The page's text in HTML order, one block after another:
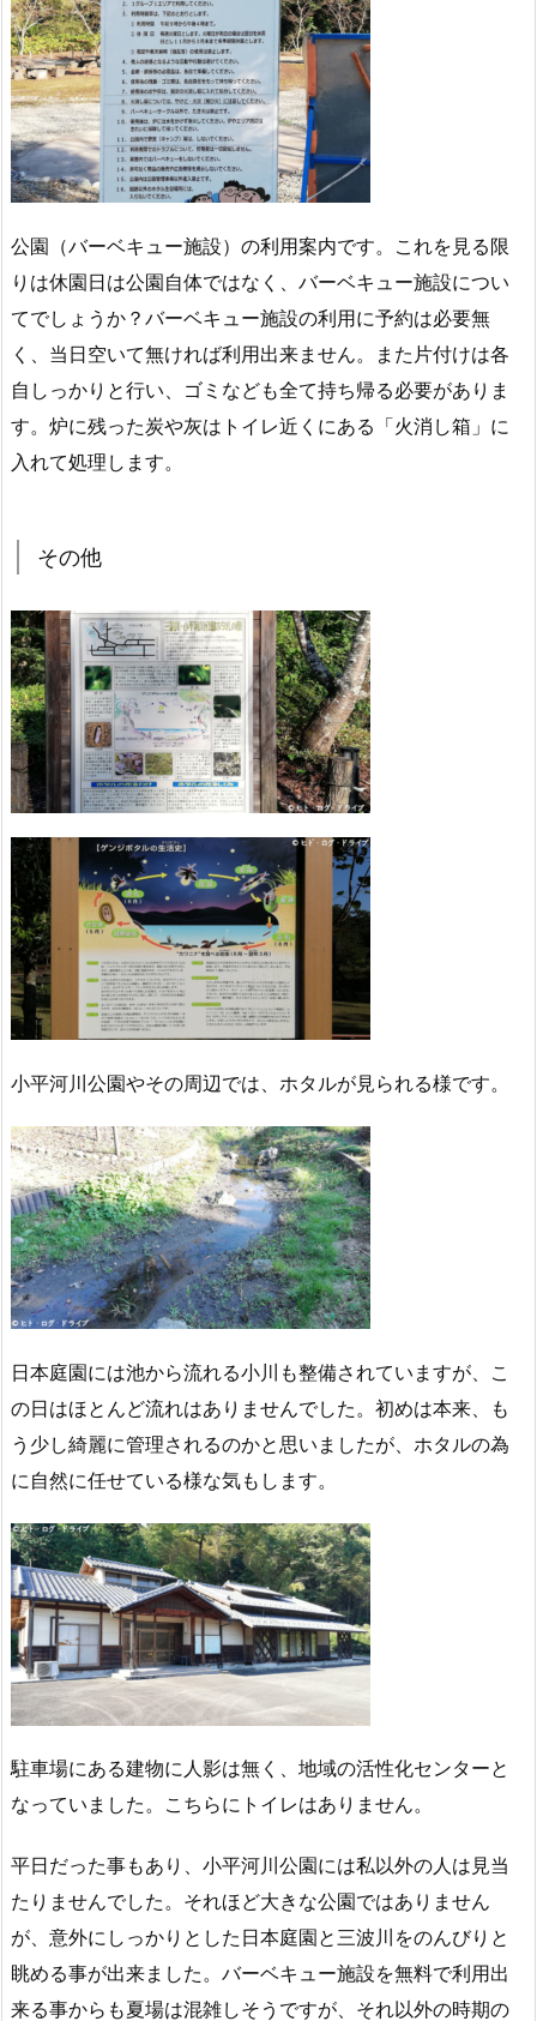
公園（バーベキュー施設）の利用案内です。これを見る限
りは休園日は公園自体ではなく、バーベキュー施設につい
てでしょうか？バーベキュー施設の利用に予約は必要無
く、当日空いて無ければ利用出来ません。また片付けは各
自しっかりと行い、ゴミなども全て持ち帰る必要がありま
す。炉に残った炭や灰はトイレ近くにある「火消し箱」に
入れて処理します。
その他
小平河川公園やその周辺では、ホタルが見られる様です。
日本庭園には池から流れる小川も整備されていますが、こ
の日はほとんど流れはありませんでした。初めは本来、も
う少し綺麗に管理されるのかと思いましたが、ホタルの為
に自然に任せている様な気もします。
駐車場にある建物に人影は無く、地域の活性化センターと
なっていました。こちらにトイレはありません。
平日だった事もあり、小平河川公園には私以外の人は見当
たりませんでした。それほど大きな公園ではありません
が、意外にしっかりとした日本庭園と三波川をのんびりと
眺める事が出来ました。バーベキュー施設を無料で利用出
来る事からも夏場は混雑しそうですが、それ以外の時期の